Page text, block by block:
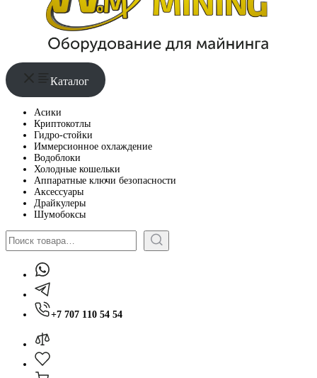
Каталог
Асики
Криптокотлы
Гидро-стойки
Иммерсионное охлаждение
Водоблоки
Холодные кошельки
Аппаратные ключи безопасности
Аксессуары
Драйкулеры
Шумобоксы
Поиск
+7 707 110 54 54